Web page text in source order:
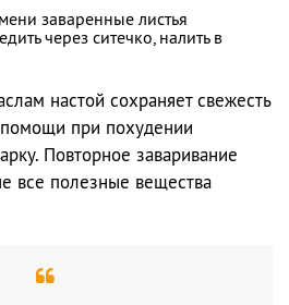
заваренные листья
через ситечко, налить в
настой сохраняет свежесть
при похудении
Повторное заваривание
все полезные вещества